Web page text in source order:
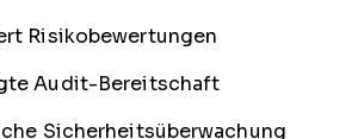
Risikobewertungen
Audit-Bereitschaft
Sicherheitsüberwachung